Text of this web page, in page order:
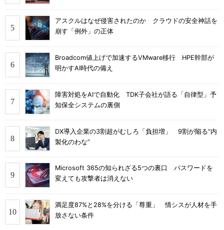
アスクルはなぜ侵害されたのか クラウドの安全神話を
崩す「例外」の正体
Broadcom値上げで加速するVMware移行 HPE幹部が
明かすAI時代の備え
障害対処をAIで自動化 TDK子会社が語る「自律型」予
知保全システムの裏側
DX導入企業の3割超がむしろ「負担増」 9割が陥る“内
製化のわな”
Microsoft 365の知られざる5つの裏口 パスワードを
変えても攻撃者は消えない
満足度87%と28%を分ける「尊重」 情シスが人材を手
放さない条件